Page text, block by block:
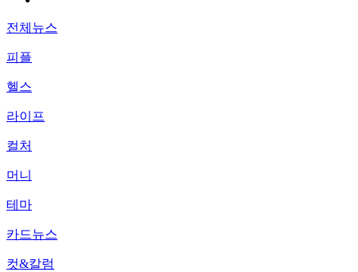
전체뉴스
피플
헬스
라이프
컬처
머니
테마
카드뉴스
컷&칼럼